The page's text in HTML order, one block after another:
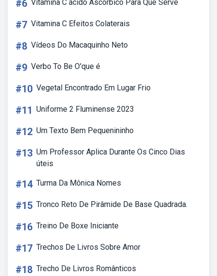
#6 Vitamina C ácido Ascórbico Para Que Serve
#7 Vitamina C Efeitos Colaterais
#8 Vídeos Do Macaquinho Neto
#9 Verbo To Be O'que é
#10 Vegetal Encontrado Em Lugar Frio
#11 Uniforme 2 Fluminense 2023
#12 Um Texto Bem Pequenininho
#13 Um Professor Aplica Durante Os Cinco Dias
úteis
#14 Turma Da Mônica Nomes
#15 Tronco Reto De Pirâmide De Base Quadrada.
#16 Treino De Boxe Iniciante
#17 Trechos De Livros Sobre Amor
#18 Trecho De Livros Românticos